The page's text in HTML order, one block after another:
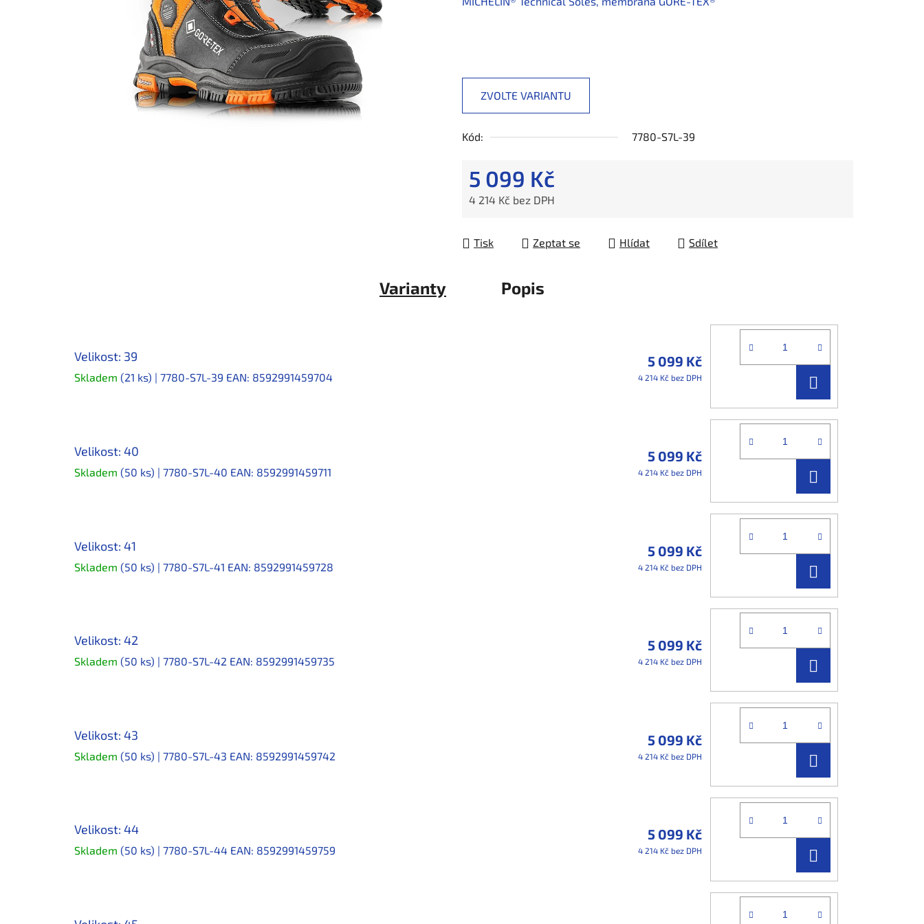
ZVOLTE VARIANTU
Kód: 7780-S7L-39
5 099 Kč
4 214 Kč bez DPH
Tisk
Zeptat se Hlídat Sdílet
Varianty Popis
Velikost: 39
Skladem (21 ks) | 7780-S7L-39 EAN: 8592991459704
5 099 Kč
4 214 Kč bez DPH
KOŠÍKU
Velikost: 40
Skladem (50 ks) | 7780-S7L-40 EAN: 8592991459711
5 099 Kč
4 214 Kč bez DPH
KOŠÍKU
Velikost: 41
Skladem (50 ks) | 7780-S7L-41 EAN: 8592991459728
5 099 Kč
4 214 Kč bez DPH
KOŠÍKU
Velikost: 42
Skladem (50 ks) | 7780-S7L-42 EAN: 8592991459735
5 099 Kč
4 214 Kč bez DPH
KOŠÍKU
Velikost: 43
Skladem (50 ks) | 7780-S7L-43 EAN: 8592991459742
5 099 Kč
4 214 Kč bez DPH
KOŠÍKU
Velikost: 44
Skladem (50 ks) | 7780-S7L-44 EAN: 8592991459759
5 099 Kč
4 214 Kč bez DPH
KOŠÍKU